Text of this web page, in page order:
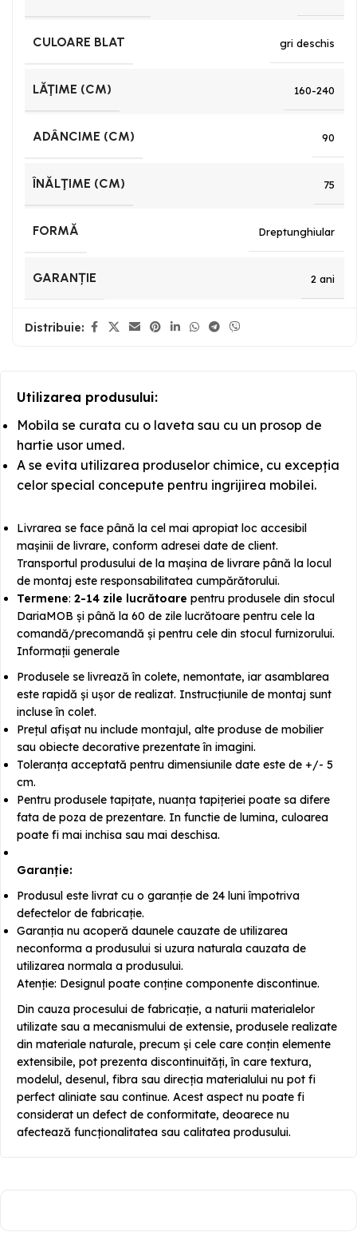
CULOARE BLAT gri deschis
LĂŢIME (CM) 160-240
ADÂNCIME (CM) 90
ÎNĂLŢIME (CM) 75
FORMĂ Dreptunghiular
GARANȚIE 2 ani
Distribuie:
Utilizarea produsului:
Mobila se curata cu o laveta sau cu un prosop de
hartie usor umed.
A se evita utilizarea produselor chimice, cu excepția
celor special concepute pentru ingrijirea mobilei.
Livrarea se face până la cel mai apropiat loc accesibil
mașinii de livrare, conform adresei date de client.
Transportul produsului de la mașina de livrare până la locul
de montaj este responsabilitatea cumpărătorului.
Termene: 2-14 zile lucrătoare pentru produsele din stocul
DariaMOB și până la 60 de zile lucrătoare pentru cele la
comandă/precomandă și pentru cele din stocul furnizorului.
Informații generale
Produsele se livrează în colete, nemontate, iar asamblarea
este rapidă și ușor de realizat. Instrucțiunile de montaj sunt
incluse în colet.
Prețul afișat nu include montajul, alte produse de mobilier
sau obiecte decorative prezentate în imagini.
Toleranța acceptată pentru dimensiunile date este de +/- 5
cm.
Pentru produsele tapițate, nuanța tapițeriei poate sa difere
fata de poza de prezentare. In functie de lumina, culoarea
poate fi mai inchisa sau mai deschisa.
Garanție:
Produsul este livrat cu o garanție de 24 luni împotriva
defectelor de fabricație.
Garanția nu acoperă daunele cauzate de utilizarea
neconforma a produsului si uzura naturala cauzata de
utilizarea normala a produsului.
Atenție: Designul poate conține componente discontinue.
Din cauza procesului de fabricație, a naturii materialelor
utilizate sau a mecanismului de extensie, produsele realizate
din materiale naturale, precum și cele care conțin elemente
extensibile, pot prezenta discontinuități, în care textura,
modelul, desenul, fibra sau direcția materialului nu pot fi
perfect aliniate sau continue. Acest aspect nu poate fi
considerat un defect de conformitate, deoarece nu
afectează funcționalitatea sau calitatea produsului.